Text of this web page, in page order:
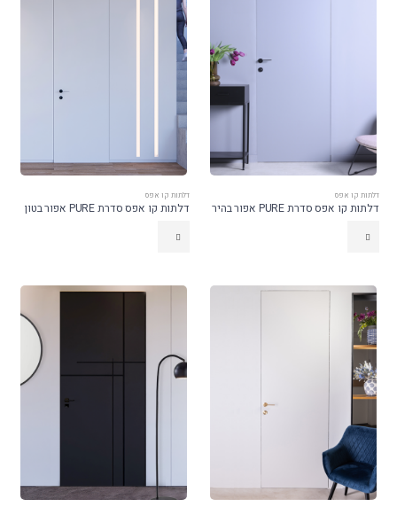
דלתות קו אפס
דלתות קו אפס סדרת PURE אפור בהיר
דלתות קו אפס
דלתות קו אפס סדרת PURE אפור בטון